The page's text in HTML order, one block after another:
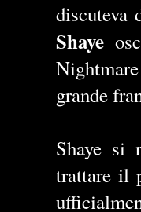
discuteva
Shaye
grande
Shaye si
trattare il